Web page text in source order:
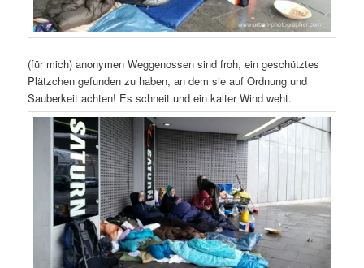
(für mich) anonymen Weggenossen sind froh, ein geschütztes
Plätzchen gefunden zu haben, an dem sie auf Ordnung und
Sauberkeit achten! Es schneit und ein kalter Wind weht.